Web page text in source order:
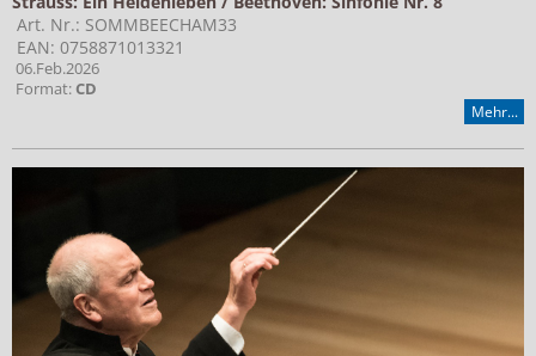
Art. Nr.: SOMMBEECHAM33
EAN: 0758871013321
06.Feb.2026
Format:CD
Mehr...